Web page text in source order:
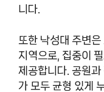
니다.
또한 낙성대 주변
지역으로, 집중이
제공합니다. 공원
가 모두 균형 있게